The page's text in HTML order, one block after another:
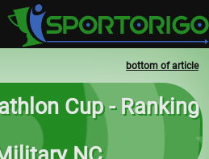
bottom of article
Cup - Ranking